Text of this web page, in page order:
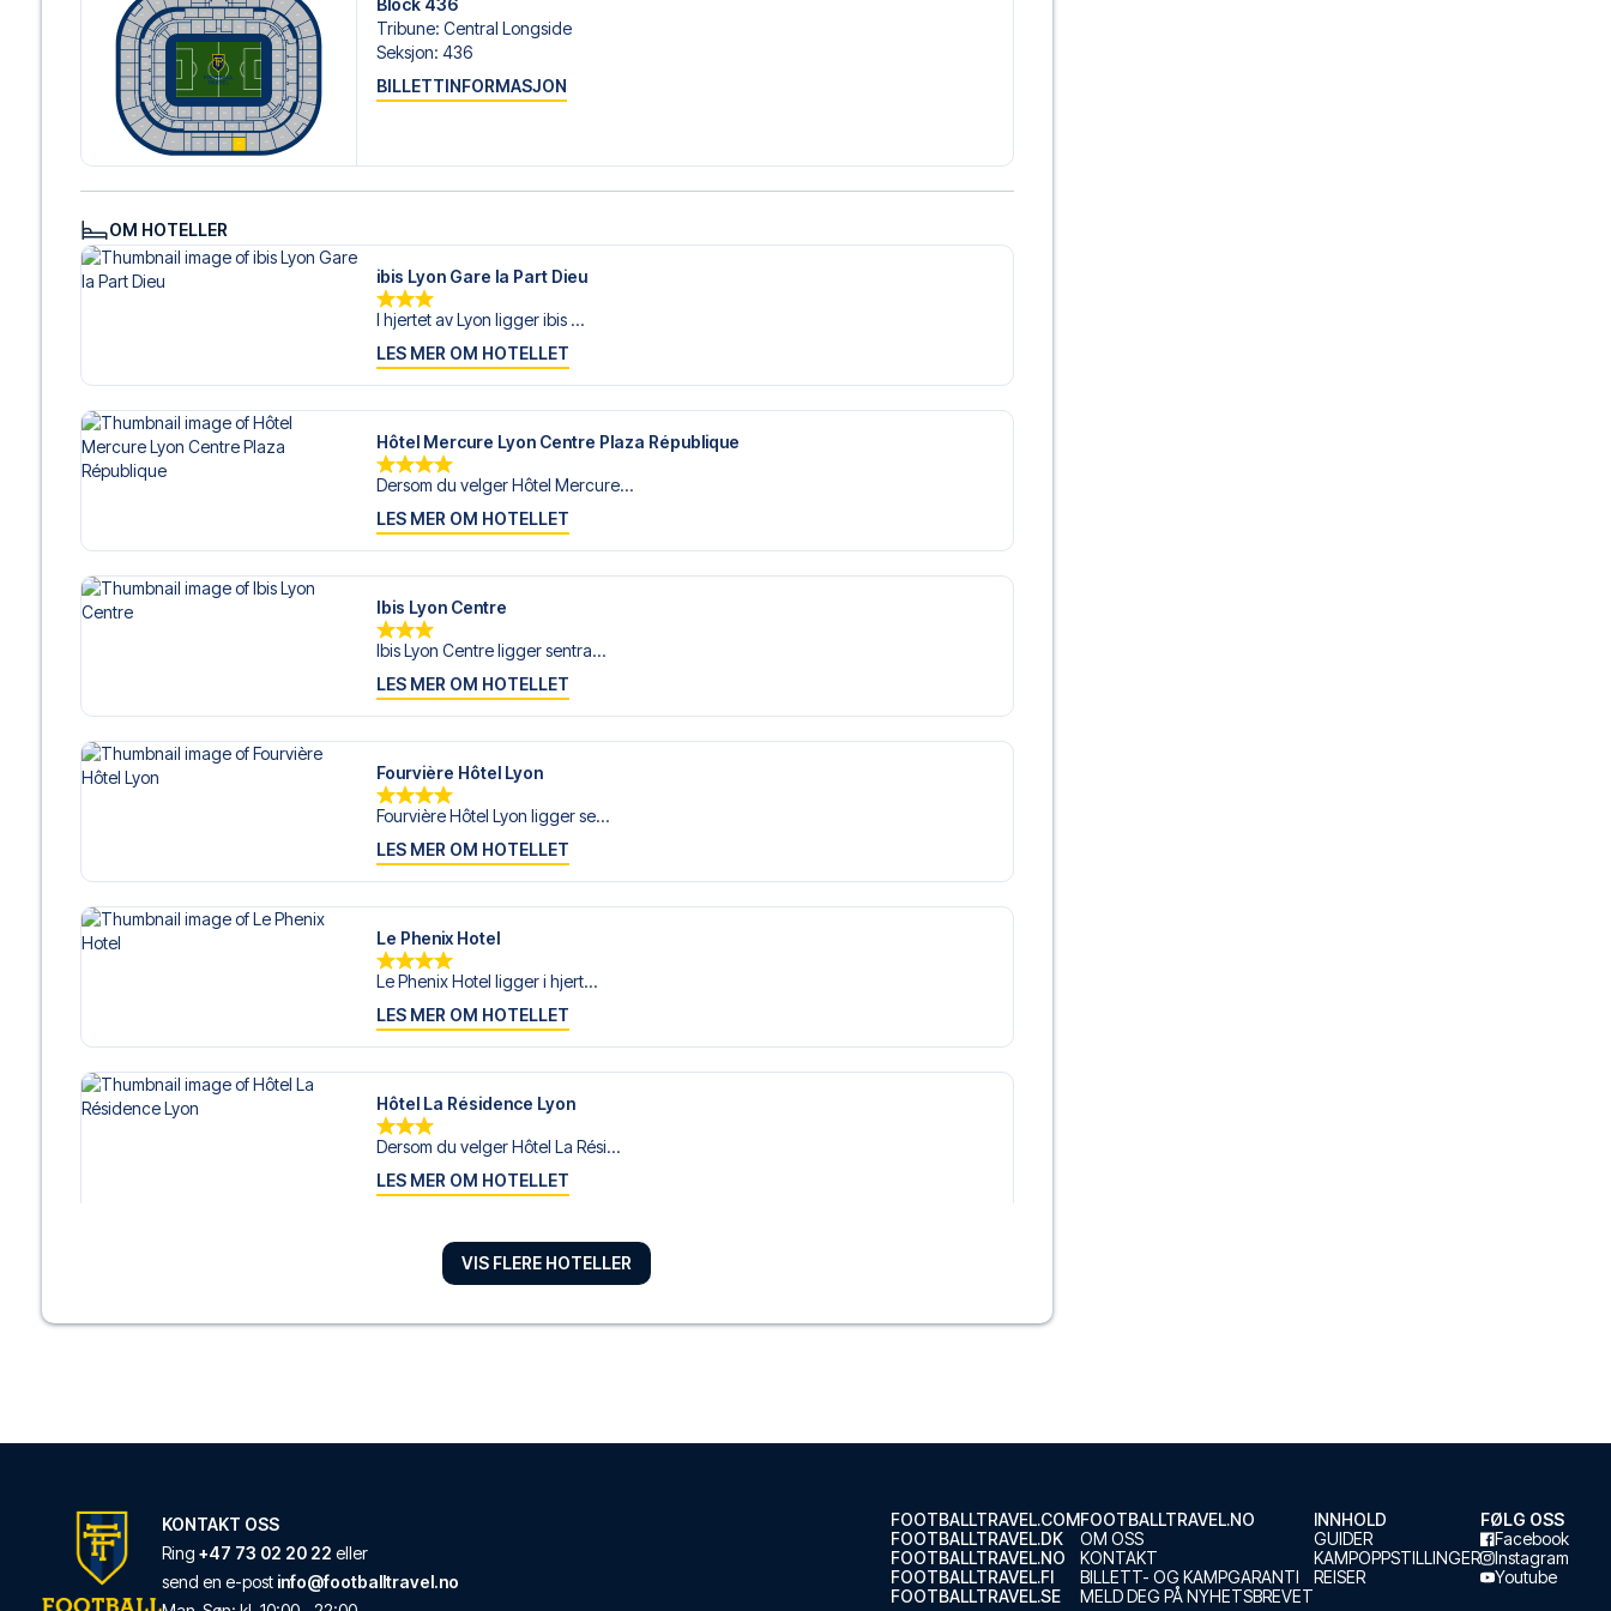
Er du klar for å oppleve Lyon på Parc Olympique Lyonnais mot PSG? Kontakt oss idag, og la oss hjelpe deg med å
realisere din fotballreisedrøm!
Tribune: Central Longside
Seksjon: 436
BILLETTINFORMASJON
OM HOTELLER
ibis Lyon Gare la Part Dieu
I hjertet av Lyon ligger ibis ...
LES MER OM HOTELLET
Hôtel Mercure Lyon Centre Plaza République
Dersom du velger Hôtel Mercure...
LES MER OM HOTELLET
Ibis Lyon Centre
Ibis Lyon Centre ligger sentra...
LES MER OM HOTELLET
Fourvière Hôtel Lyon
Fourvière Hôtel Lyon ligger se...
LES MER OM HOTELLET
Le Phenix Hotel
Le Phenix Hotel ligger i hjert...
LES MER OM HOTELLET
Hôtel La Résidence Lyon
Dersom du velger Hôtel La Rési...
LES MER OM HOTELLET
Ho36 hostels
LES MER OM HOTELLET
Novotel Lyon Confluence
VIS FLERE HOTELLER
KONTAKT OSS
Ring +47 73 02 20 22 eller
send en e-post info@footballtravel.no
FOOTBALLTRAVEL.COM
FOOTBALLTRAVEL.DK
FOOTBALLTRAVEL.NO
FOOTBALLTRAVEL.FI
FOOTBALLTRAVEL.SE
FOOTBALLTRAVEL.NO
OM OSS
KONTAKT
BILLETT- OG KAMPGARANTI
MELD DEG PÅ NYHETSBREVET
INNHOLD
GUIDER
KAMPOPPSTILLINGER
REISER
FØLG OSS
Facebook
Instagram
Youtube